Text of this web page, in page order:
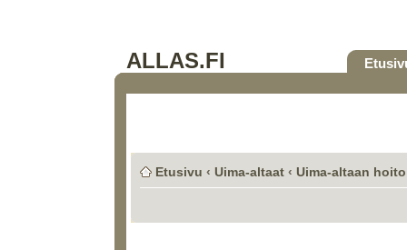
ALLAS.FI
Etusivu ‹ Uima-altaat ‹ Uima-altaan hoito